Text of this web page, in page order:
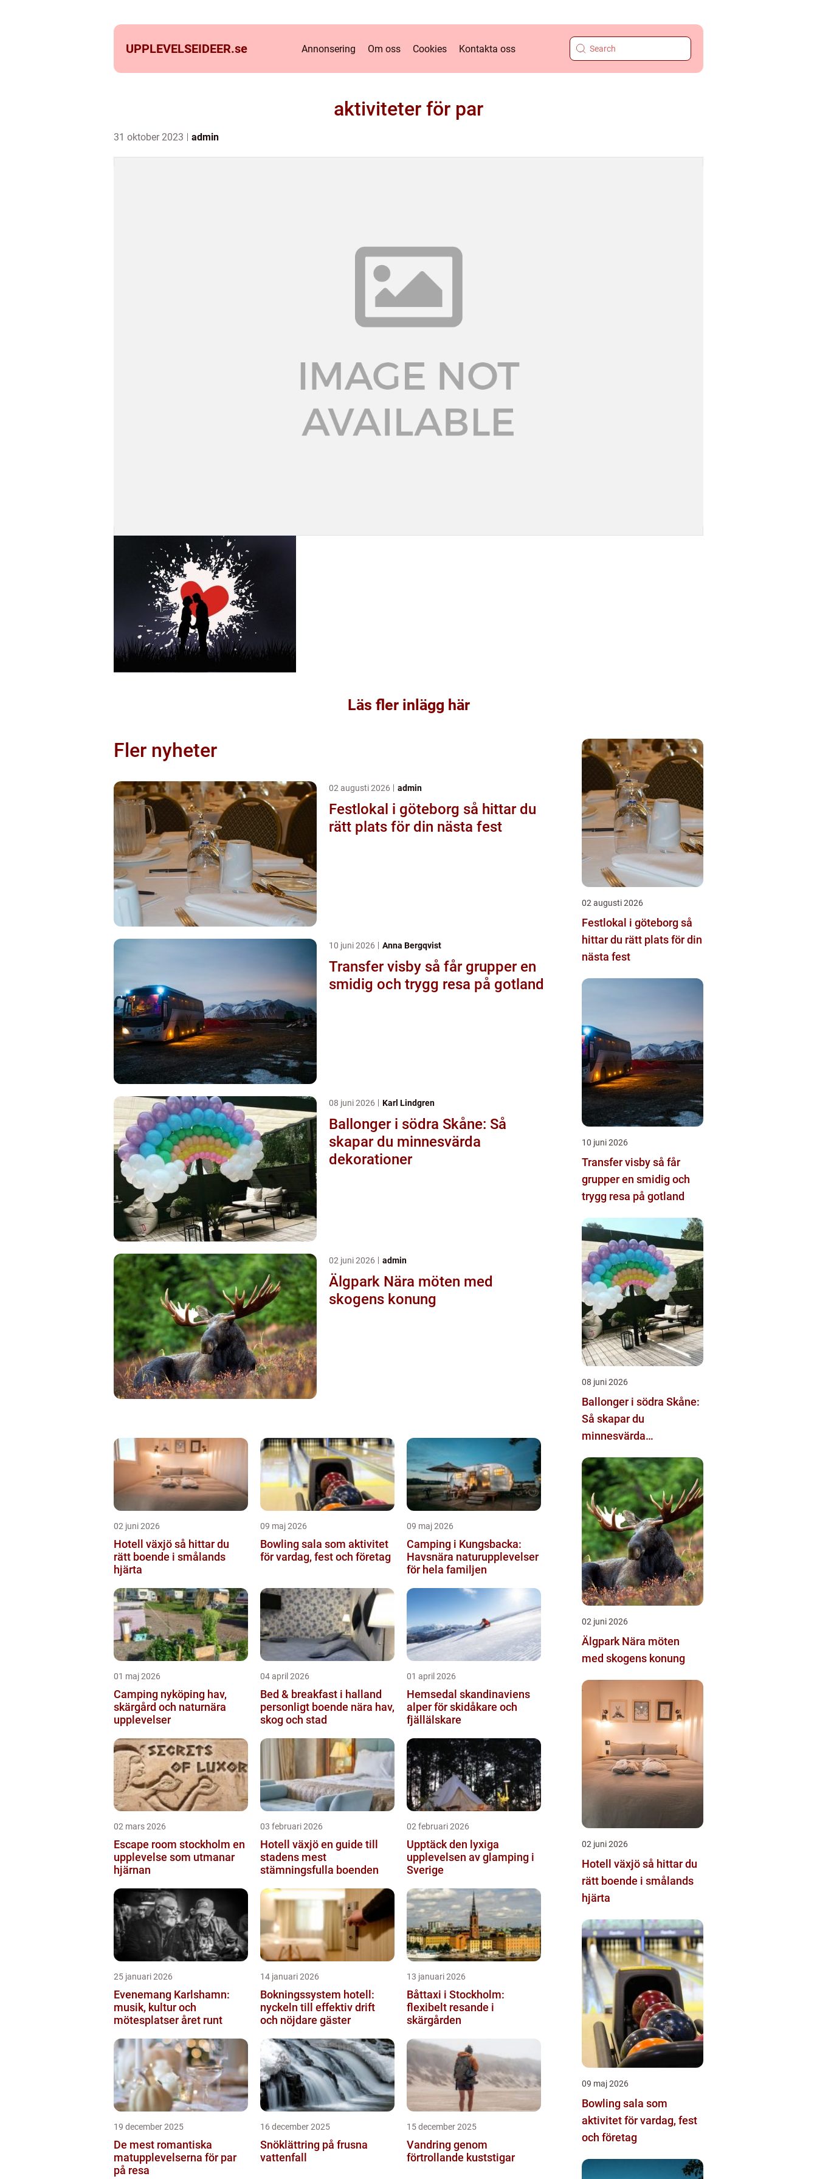
UPPLEVELSEIDEER.se Annonsering Om oss Cookies Kontakta oss
aktiviteter för par
31 oktober 2023 admin
Läs fler inlägg här
Fler nyheter
02 augusti 2026 admin
Festlokal i göteborg så hittar du
rätt plats för din nästa fest
10 juni 2026 Anna Bergqvist
Transfer visby så får grupper en
smidig och trygg resa på gotland
08 juni 2026 Karl Lindgren
Ballonger i södra Skåne: Så
skapar du minnesvärda
dekorationer
02 juni 2026 admin
Älgpark Nära möten med
skogens konung
02 juni 2026
Hotell växjö så hittar du
rätt boende i smålands
hjärta
09 maj 2026
Bowling sala som aktivitet
för vardag, fest och företag
09 maj 2026
Camping i Kungsbacka:
Havsnära naturupplevelser
för hela familjen
01 maj 2026
Camping nyköping hav,
skärgård och naturnära
upplevelser
04 april 2026
Bed & breakfast i halland
personligt boende nära hav,
skog och stad
01 april 2026
Hemsedal skandinaviens
alper för skidåkare och
fjällälskare
02 mars 2026
Escape room stockholm en
upplevelse som utmanar
hjärnan
03 februari 2026
Hotell växjö en guide till
stadens mest
stämningsfulla boenden
02 februari 2026
Upptäck den lyxiga
upplevelsen av glamping i
Sverige
25 januari 2026
Evenemang Karlshamn:
musik, kultur och
mötesplatser året runt
14 januari 2026
Bokningssystem hotell:
nyckeln till effektiv drift
och nöjdare gäster
13 januari 2026
Båttaxi i Stockholm:
flexibelt resande i
skärgården
19 december 2025
De mest romantiska
matupplevelserna för par
på resa
16 december 2025
Snöklättring på frusna
vattenfall
15 december 2025
Vandring genom
förtrollande kuststigar
02 augusti 2026
Festlokal i göteborg så
hittar du rätt plats för din
nästa fest
10 juni 2026
Transfer visby så får
grupper en smidig och
trygg resa på gotland
08 juni 2026
Ballonger i södra Skåne:
Så skapar du
minnesvärda
02 juni 2026
Älgpark Nära möten
med skogens konung
02 juni 2026
Hotell växjö så hittar du
rätt boende i smålands
hjärta
09 maj 2026
Bowling sala som
aktivitet för vardag, fest
och företag